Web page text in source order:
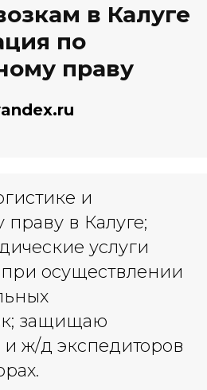
в Калуге
по
праву
и
в Калуге;
услуги
осуществлении
защищаю
ж/д экспедиторов